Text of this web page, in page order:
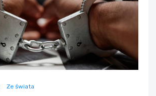
Ze świata